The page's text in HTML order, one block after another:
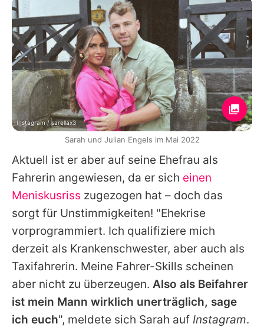
Aktuell ist er aber auf seine Ehefrau als
Fahrerin angewiesen, da er sich einen
Meniskusriss zugezogen hat – doch das
sorgt für Unstimmigkeiten! "Ehekrise
vorprogrammiert. Ich qualifiziere mich
derzeit als Krankenschwester, aber auch als
Taxifahrerin. Meine Fahrer-Skills scheinen
aber nicht zu überzeugen. Also als Beifahrer
ist mein Mann wirklich unerträglich, sage
ich euch", meldete sich Sarah auf Instagram.
Instagram / sarellax3
Sarah und Julian Engels im Mai 2022